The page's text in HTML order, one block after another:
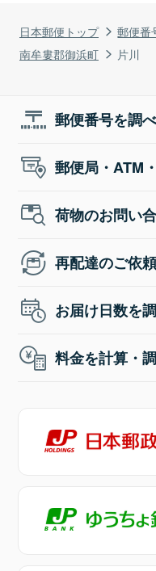
日本郵便トップ 郵便番
南牟婁郡御浜町
片川
郵便番号を調
郵便局・ATM
荷物のお問い
再配達のご依
お届け日数を
料金を計算・